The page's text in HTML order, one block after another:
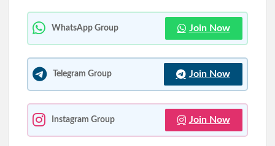
WhatsApp Group Join Now
Telegram Group Join Now
Instagram Group Join Now